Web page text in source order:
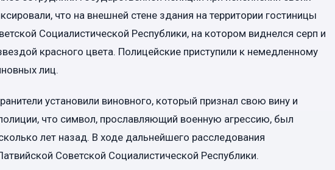
что на внешней стене здания на территории гостиницы
Социалистической Республики, на котором виднелся серп и
красного цвета. Полицейские приступили к немедленному
лиц.
установили виновного, который признал свою вину и
что символ, прославляющий военную агрессию, был
лет назад. В ходе дальнейшего расследования
Советской Социалистической Республики.